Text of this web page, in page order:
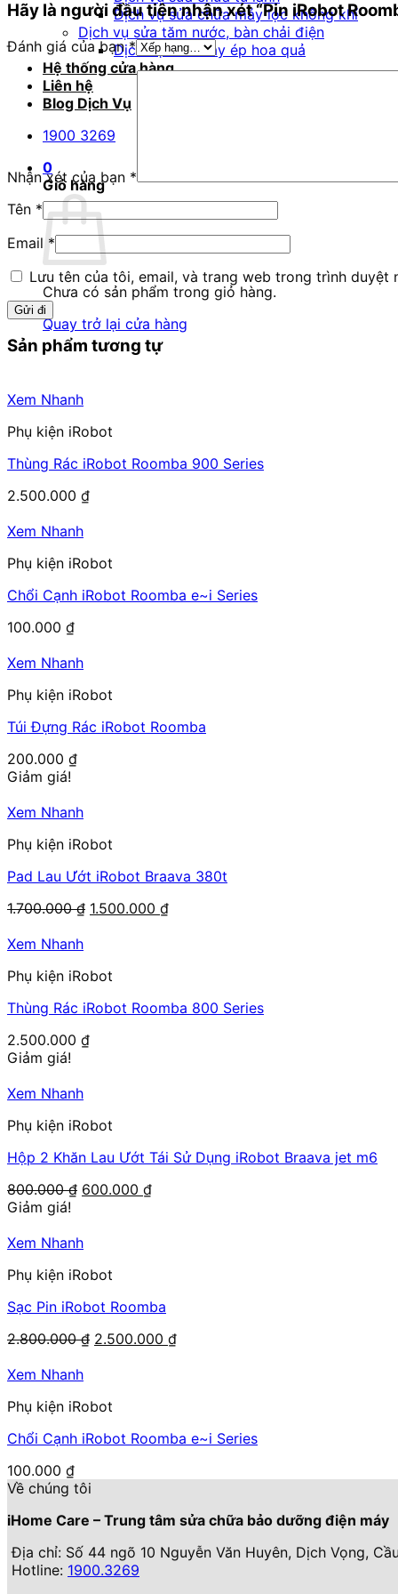
Dịch vụ sửa chữa máy lọc không khí
Dịch vụ sửa tăm nước, bàn chải điện
Dịch vụ sửa máy ép hoa quả
Hệ thống cửa hàng
Liên hệ
Blog Dịch Vụ
1900 3269
0
Giỏ hàng
Chưa có sản phẩm trong giỏ hàng.
Quay trở lại cửa hàng
Hãy là người đầu tiên nhận xét “Pin iRobot
Đánh giá của bạn*
Nhận xét của bạn *
Tên *
Email *
Lưu tên của tôi, email, và trang web trong trình duyệt
Sản phẩm tương tự
Xem Nhanh
Phụ kiện iRobot
Thùng Rác iRobot Roomba 900 Series
2.500.000 ₫
Xem Nhanh
Phụ kiện iRobot
Chổi Cạnh iRobot Roomba e~i Series
100.000 ₫
Xem Nhanh
Phụ kiện iRobot
Túi Đựng Rác iRobot Roomba
200.000 ₫
Giảm giá!
Xem Nhanh
Phụ kiện iRobot
Pad Lau Ướt iRobot Braava 380t
1.700.000₫ Giá
1.500.000 ₫Giá
Xem Nhanh
Phụ kiện iRobot
Thùng Rác iRobot Roomba 800 Series
2.500.000 ₫
Giảm giá!
Xem Nhanh
Phụ kiện iRobot
Hộp 2 Khăn Lau Ướt Tái Sử Dụng iRobot Braava jet m6
800.000₫ Giá
800.000 ₫.
600.000 ₫Giá
Giảm giá!
Xem Nhanh
Phụ kiện iRobot
Sạc Pin iRobot Roomba
2.800.000₫ Giá
2.500.000 ₫Giá
Xem Nhanh
Phụ kiện iRobot
Chổi Cạnh iRobot Roomba e~i Series
100.000 ₫
Về chúng tôi
iHome Care – Trung tâm sửa chữa bảo dưỡng điện máy
Địa chỉ: Số 44 ngõ 10 Nguyễn Văn Huyên, Dịch Vọng,
Hotline: 1900.3269